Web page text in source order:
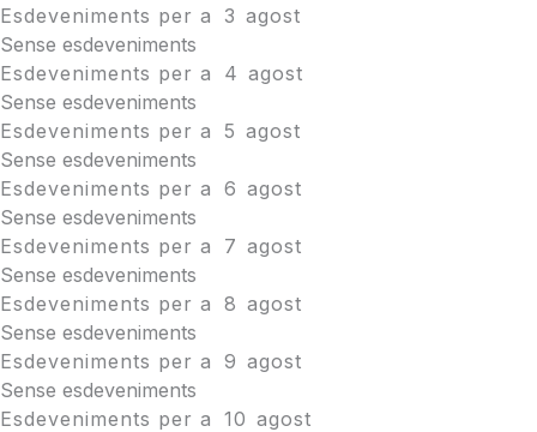
Esdeveniments per a 3 agost
Sense esdeveniments
Esdeveniments per a
4 agost
Sense esdeveniments
Esdeveniments per a 5 agost
Sense esdeveniments
Esdeveniments per a 6 agost
Sense esdeveniments
Esdeveniments per a
7 agost
Sense esdeveniments
Esdeveniments per a 8 agost
Sense esdeveniments
Esdeveniments per a 9 agost
Sense esdeveniments
Esdeveniments per a 10 agost